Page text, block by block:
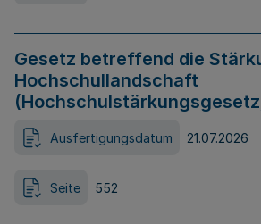
Gesetz betreffend die
Hochschullandschaft
Ausfertigungsdatum 21.07.2026
Seite 552